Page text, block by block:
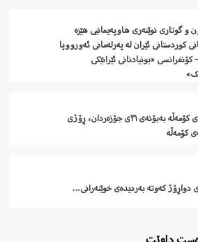
و گوتاری نوێنەری هاوپەیمانیی هێزە
کوردستانی ئێران لە پەرلەمانی ئەورووپا
«بونیادنانی ئێرانێکی
‍ بەیاننامەی کۆمەڵە بەبۆنەی ٣١ی جۆزەردان، ڕۆژی
کۆمەڵە